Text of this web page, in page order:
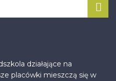
działające na
placówki mieszczą się w